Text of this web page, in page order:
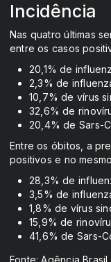
Incidência
Nas quatro últimas
entre os casos
20,1% de
2,3% de
10,7% de vírus
32,6% de
20,4% de Sars-
Entre os óbitos, a
positivos e no
28,3% de
3,5% de
1,8% de vírus
15,9% de
41,6% de Sars-